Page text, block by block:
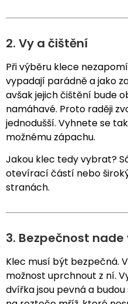
2. Vy a čištění
Při výběru klece
vypadají parádně a jako
avšak jejich čištění bude
namáhavé. Proto raději
jednodušší. Vyhnete se
možnému zápachu.
Jakou klec tedy vybrat?
otevírací částí nebo
stranách.
3. Bezpečnost nade
Klec musí být bezpečná.
možnost uprchnout z ní.
dvířka jsou pevná a